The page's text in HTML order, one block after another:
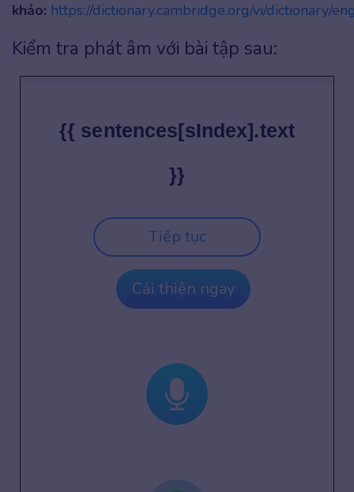
khảo: https://dictionary.cambridge.org/vi/dictionary/
Kiểm tra phát âm với bài tập sau:
{{ sentences[sIndex].text
}}
Tiếp tục
Cải thiện ngay